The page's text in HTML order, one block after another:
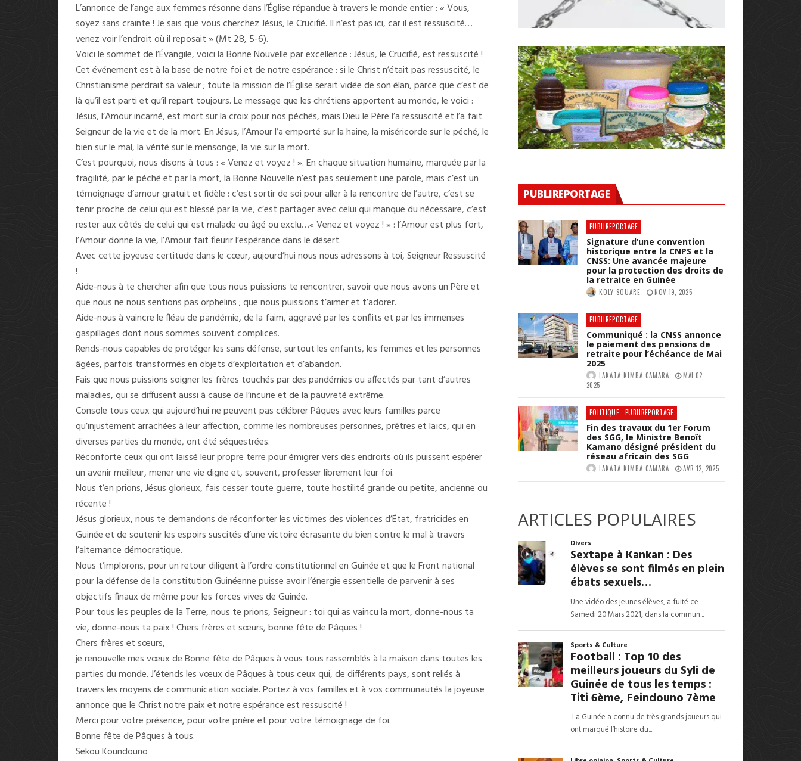
Sekou
Koundouno
S’adresse
Chrétiens
De
Guinée
L’annonce de l’ange aux femmes résonne dans l’Église répandue à travers le monde entier : « Vous,
soyez sans crainte ! Je sais que vous cherchez Jésus, le Crucifié. Il n’est pas ici, car il est ressuscité…
venez voir l’endroit où il reposait » (Mt 28, 5-6).
Voici le sommet de l’Évangile, voici la Bonne Nouvelle par excellence : Jésus, le Crucifié, est ressuscité !
Cet événement est à la base de notre foi et de notre espérance : si le Christ n’était pas ressuscité, le
Christianisme perdrait sa valeur ; toute la mission de l’Église serait vidée de son élan, parce que c’est de
là qu’il est parti et qu’il repart toujours. Le message que les chrétiens apportent au monde, le voici :
Jésus, l’Amour incarné, est mort sur la croix pour nos péchés, mais Dieu le Père l’a ressuscité et l’a fait
Seigneur de la vie et de la mort. En Jésus, l’Amour l’a emporté sur la haine, la miséricorde sur le péché, le
bien sur le mal, la vérité sur le mensonge, la vie sur la mort.
C’est pourquoi, nous disons à tous : « Venez et voyez ! ». En chaque situation humaine, marquée par la
fragilité, par le péché et par la mort, la Bonne Nouvelle n’est pas seulement une parole, mais c’est un
témoignage d’amour gratuit et fidèle : c’est sortir de soi pour aller à la rencontre de l’autre, c’est se
tenir proche de celui qui est blessé par la vie, c’est partager avec celui qui manque du nécessaire, c’est
rester aux côtés de celui qui est malade ou âgé ou exclu…« Venez et voyez ! » : l’Amour est plus fort,
l’Amour donne la vie, l’Amour fait fleurir l’espérance dans le désert.
Avec cette joyeuse certitude dans le cœur, aujourd’hui nous nous adressons à toi, Seigneur Ressuscité
!
Aide-nous à te chercher afin que tous nous puissions te rencontrer, savoir que nous avons un Père et
que nous ne nous sentions pas orphelins ; que nous puissions t’aimer et t’adorer.
Aide-nous à vaincre le fléau de pandémie, de la faim, aggravé par les conflits et par les immenses
gaspillages dont nous sommes souvent complices.
Rends-nous capables de protéger les sans défense, surtout les enfants, les femmes et les personnes
âgées, parfois transformés en objets d’exploitation et d’abandon.
Fais que nous puissions soigner les frères touchés par des pandémies ou affectés par tant d’autres
maladies, qui se diffusent aussi à cause de l’incurie et de la pauvreté extrême.
Console tous ceux qui aujourd’hui ne peuvent pas célébrer Pâques avec leurs familles parce
qu’injustement arrachées à leur affection, comme les nombreuses personnes, prêtres et laïcs, qui en
diverses parties du monde, ont été séquestrées.
Réconforte ceux qui ont laissé leur propre terre pour émigrer vers des endroits où ils puissent espérer
un avenir meilleur, mener une vie digne et, souvent, professer librement leur foi.
Nous t’en prions, Jésus glorieux, fais cesser toute guerre, toute hostilité grande ou petite, ancienne ou
récente !
Jésus glorieux, nous te demandons de réconforter les victimes des violences d’État, fratricides en
Guinée et de soutenir les espoirs suscités d’une victoire écrasante du bien contre le mal à travers
l’alternance démocratique.
Nous t’implorons, pour un retour diligent à l’ordre constitutionnel en Guinée et que le Front national
pour la défense de la constitution Guinéenne puisse avoir l’énergie essentielle de parvenir à ses
objectifs finaux de même pour les forces vives de Guinée.
Pour tous les peuples de la Terre, nous te prions, Seigneur : toi qui as vaincu la mort, donne-nous ta
vie, donne-nous ta paix ! Chers frères et sœurs, bonne fête de Pâques !
Chers frères et sœurs,
je renouvelle mes vœux de Bonne fête de Pâques à vous tous rassemblés à la maison dans toutes les
parties du monde. J’étends les vœux de Pâques à tous ceux qui, de différents pays, sont reliés à
travers les moyens de communication sociale. Portez à vos familles et à vos communautés la joyeuse
annonce que le Christ notre paix et notre espérance est ressuscité !
Merci pour votre présence, pour votre prière et pour votre témoignage de foi.
Bonne fête de Pâques à tous.
Sekou Koundouno
PUBLIREPORTAGE
PUBLIREPORTAGE
Signature d’une convention
historique entre la CNPS et la
CNSS: Une avancée majeure
pour la protection des droits de
la retraite en Guinée
KOLY SOUARE NOV 19, 2025
PUBLIREPORTAGE
Communiqué : la CNSS annonce
le paiement des pensions de
retraite pour l’échéance de Mai
2025
LAKATA KIMBA CAMARA
MAI 02,
2025
POLITIQUE PUBLIREPORTAGE
Fin des travaux du 1er Forum
des SGG, le Ministre Benoît
Kamano désigné président du
réseau africain des SGG
LAKATA KIMBA CAMARA AVR 12, 2025
ARTICLES POPULAIRES